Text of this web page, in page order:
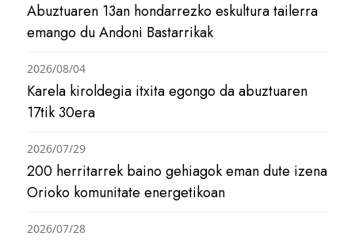
Abuztuaren 13an hondarrezko eskultura tailerra
emango du Andoni Bastarrikak
Karela kiroldegia itxita egongo da abuztuaren
17tik 30era
2026/08/04
200 herritarrek baino gehiagok eman dute izena
Orioko komunitate energetikoan
2026/07/29
2026/07/28